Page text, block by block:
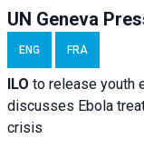
UN Geneva
ENG FRA
ILO to release youth
discusses Ebola
crisis